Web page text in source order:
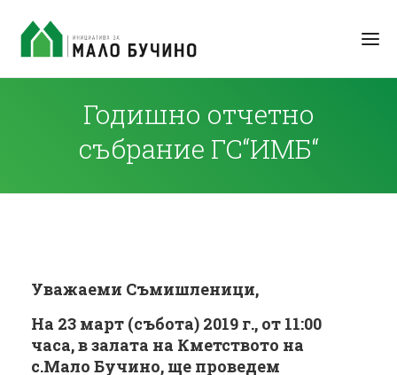
Годишно отчетно
събрание ГС“ИМБ“
Уважаеми Съмишленици,
На 23 март (събота) 2019 г., от 11:00
часа, в залата на Кметството на
с.Мало Бучино, ще проведем